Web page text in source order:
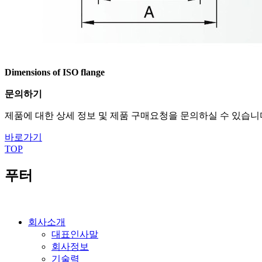
Dimensions of ISO flange
문의하기
제품에 대한 상세 정보 및 제품 구매요청을 문의하실 수 있습니
바로가기
TOP
푸터
회사소개
대표인사말
회사정보
기술력